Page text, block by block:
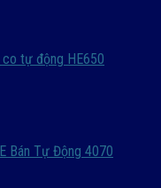
tự động HE650
Bán Tự Động 4070